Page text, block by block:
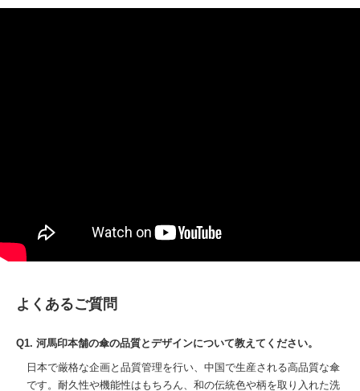
よくあるご質問
Q1. 河馬印本舗の傘の品質とデザインについて教えてください。
日本で厳格な企画と品質管理を行い、中国で生産される高品質な傘
です。耐久性や機能性はもちろん、和の伝統色や柄を取り入れた洗